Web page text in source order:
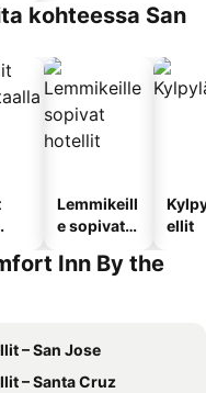
kohteessa San
Lemmikeill
e sopivat
ellit
Inn By the
– San Jose
– Santa Cruz